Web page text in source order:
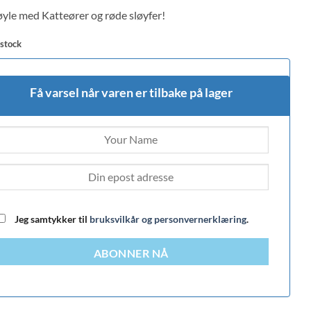
med Katteører og røde sløyfer!
Få varsel når varen er tilbake på lager
Jeg samtykker til bruksvilkår og personvernerklæring.
ABONNER NÅ